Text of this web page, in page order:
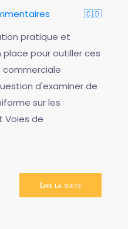
🇨🇩
pratique et
pour outiller ces
commerciale
d'examiner de
sur les
Voies de
Lire la suite